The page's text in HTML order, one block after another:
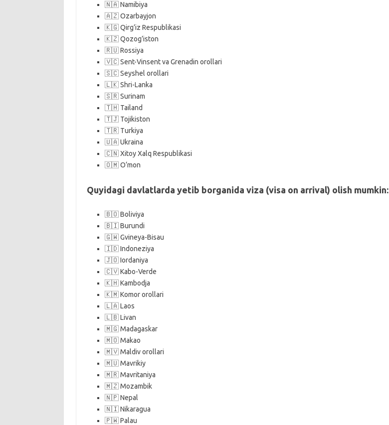
🇳🇦 Namibiya
🇦🇿 Ozarbayjon
🇰🇬 Qirg’iz Respublikasi
🇰🇿 Qozog’iston
🇷🇺 Rossiya
🇻🇨 Sent-Vinsent va Grenadin orollari
🇸🇨 Seyshel orollari
🇱🇰 Shri-Lanka
🇸🇷 Surinam
🇹🇭 Tailand
🇹🇯 Tojikiston
🇹🇷 Turkiya
🇺🇦 Ukraina
🇨🇳 Xitoy Xalq Respublikasi
🇴🇲 O‘mon
Quyidagi davlatlarda yetib borganida viza (visa on arrival) olish mumkin:
🇧🇴 Boliviya
🇧🇮 Burundi
🇬🇼 Gvineya-Bisau
🇮🇩 Indoneziya
🇯🇴 Iordaniya
🇨🇻 Kabo-Verde
🇰🇭 Kambodja
🇰🇲 Komor orollari
🇱🇦 Laos
🇱🇧 Livan
🇲🇬 Madagaskar
🇲🇴 Makao
🇲🇻 Maldiv orollari
🇲🇺 Mavrikiy
🇲🇷 Mavritaniya
🇲🇿 Mozambik
🇳🇵 Nepal
🇳🇮 Nikaragua
🇵🇼 Palau